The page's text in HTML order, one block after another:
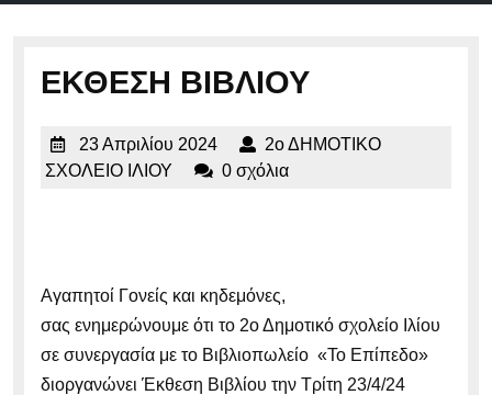
ΕΚΘΕΣΗ ΒΙΒΛΙΟΥ
23 Απριλίου 202423
Απριλίου
2ο ΔΗΜΟΤΙΚΟ
ΣΧΟΛΕΙΟ ΙΛΙΟΥ
0 σχόλια
Αγαπητοί Γονείς και κηδεμόνες,
σας ενημερώνουμε ότι το 2ο Δημοτικό σχολείο Ιλίου
σε συνεργασία με το Βιβλιοπωλείο «Το Επίπεδο»
διοργανώνει Έκθεση Βιβλίου την Τρίτη 23/4/24